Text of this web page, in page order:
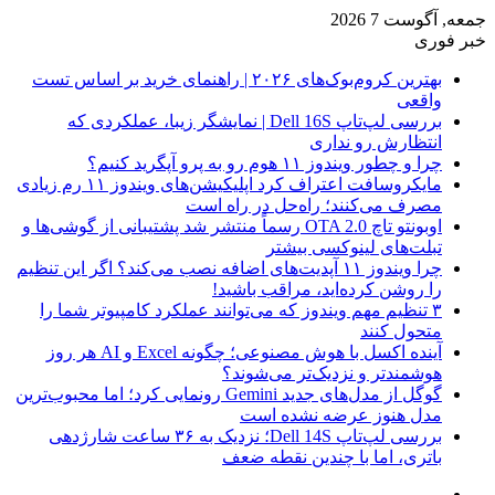
جمعه, آگوست 7 2026
خبر فوری
بهترین کروم‌بوک‌های ۲۰۲۶ | راهنمای خرید بر اساس تست
واقعی
بررسی لپ‌تاپ Dell 16S | نمایشگر زیبا، عملکردی که
انتظارش رو نداری
چرا و چطور ویندوز ۱۱ هوم رو به پرو آپگرید کنیم؟
مایکروسافت اعتراف کرد اپلیکیشن‌های ویندوز ۱۱ رم زیادی
مصرف می‌کنند؛ راه‌حل در راه است
اوبونتو تاچ OTA 2.0 رسماً منتشر شد پشتیبانی از گوشی‌ها و
تبلت‌های لینوکسی بیشتر
چرا ویندوز ۱۱ آپدیت‌های اضافه نصب می‌کند؟ اگر این تنظیم
را روشن کرده‌اید، مراقب باشید!
۳ تنظیم مهم ویندوز که می‌توانند عملکرد کامپیوتر شما را
متحول کنند
آینده اکسل با هوش مصنوعی؛ چگونه Excel و AI هر روز
هوشمندتر و نزدیک‌تر می‌شوند؟
گوگل از مدل‌های جدید Gemini رونمایی کرد؛ اما محبوب‌ترین
مدل هنوز عرضه نشده است
بررسی لپ‌تاپ Dell 14S؛ نزدیک به ۳۶ ساعت شارژدهی
باتری، اما با چندین نقطه ضعف